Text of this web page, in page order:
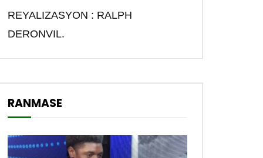
REYALIZASYON : RALPH
DERONVIL.
RANMASE